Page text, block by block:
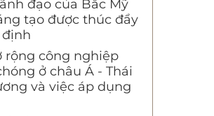
đạo của Bắc Mỹ
tạo được thúc đẩy
rộng công nghiệp
ở châu Á - Thái
và việc áp dụng